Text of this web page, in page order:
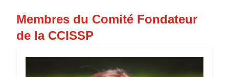
Membres du Comité Fondateur
de la CCISSP